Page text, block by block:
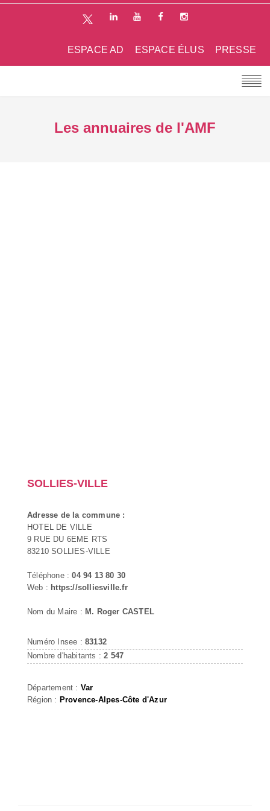
PRESSE
ESPACE ÉLUS
ESPACE AD
Les annuaires de l'AMF
SOLLIES-VILLE
Adresse de la commune :
HOTEL DE VILLE
9 RUE DU 6EME RTS
83210 SOLLIES-VILLE
Téléphone :04 94 13 80 30
Web : https://solliesville.fr
Nom du Maire : M. Roger CASTEL
Numéro Insee : 83132
Nombre d'habitants :2 547
Département : Var
Région : Provence-Alpes-Côte d'Azur